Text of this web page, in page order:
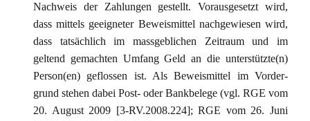
Nachweis der Zahlungen gestellt. Vorausgesetzt wird,
dass mittels geeigneter Beweismittel nachgewiesen wird,
dass tatsächlich im massgeblichen Zeitraum und im
geltend gemachten Umfang Geld an die unterstützte(n)
Person(en) geflossen ist. Als Beweismittel im Vorder-
grund stehen dabei Post- oder Bankbelege (vgl. RGE vom
20. August 2009 [3-RV.2008.224]; RGE vom 26. Juni